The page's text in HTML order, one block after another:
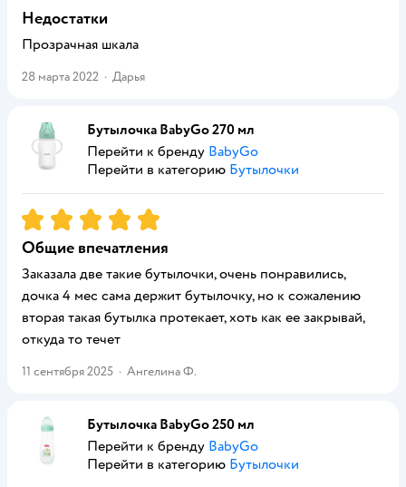
Недостатки
Прозрачная шкала
28 марта 2022 · Дарья
Бутылочка BabyGo 270 мл
Перейти к бренду BabyGo
Перейти в категорию Бутылочки
Рейтинг:5
Общие впечатления
Заказала две такие бутылочки, очень понравились,
дочка 4 мес сама держит бутылочку, но к сожалению
вторая такая бутылка протекает, хоть как ее закрывай,
откуда то течет
11 сентября 2025 · Ангелина Ф.
Бутылочка BabyGo 250 мл
Перейти к бренду BabyGo
Перейти в категорию Бутылочки